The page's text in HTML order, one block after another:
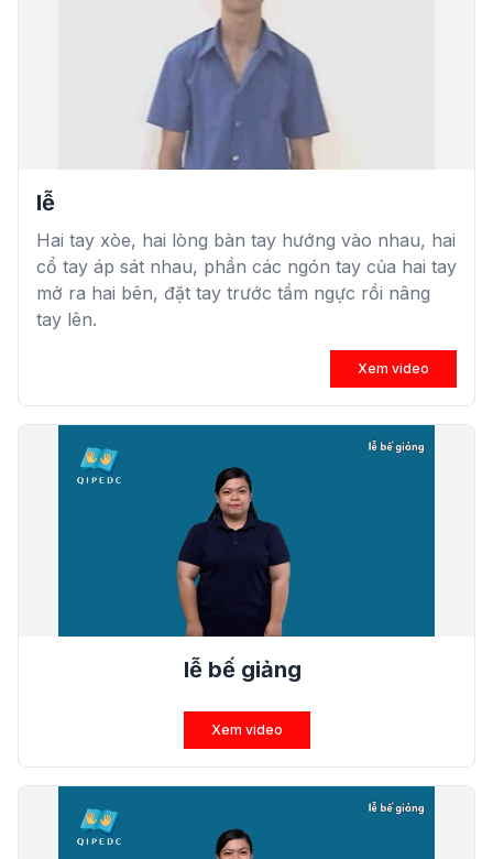
lễ
Hai tay xòe, hai lòng bàn tay hướng vào nhau, hai
cổ tay áp sát nhau, phần các ngón tay của hai tay
mở ra hai bên, đặt tay trước tầm ngực rồi nâng
tay lên.
Xem video
lễ bế giảng
Xem video